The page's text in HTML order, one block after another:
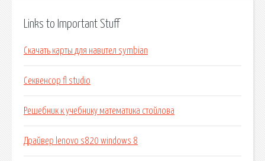
Links to Important Stuff
Скачать карты для навител symbian
Секвенсор fl studio
Решебник к учебнику математика стойлова
Драйвер lenovo s820 windows 8